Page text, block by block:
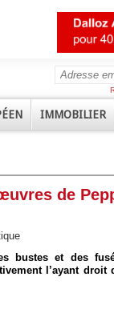
IMMOBILIER
de
bustes et des
l’ayant droit